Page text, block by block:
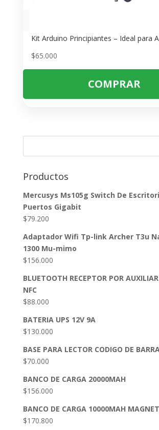
$65.000
COMPRAR
Productos
Mercusys Ms105g Switch De
Puertos Gigabit
$79.200
Adaptador Wifi Tp-link Archer T3u
1300 Mu-mimo
$156.000
BLUETOOTH RECEPTOR POR
NFC
$88.000
BATERIA UPS 12V 9A
$130.000
BASE PARA LECTOR CODIGO DE
$70.000
BANCO DE CARGA 20000MAH
$156.000
BANCO DE CARGA 10000MAH
$170.800